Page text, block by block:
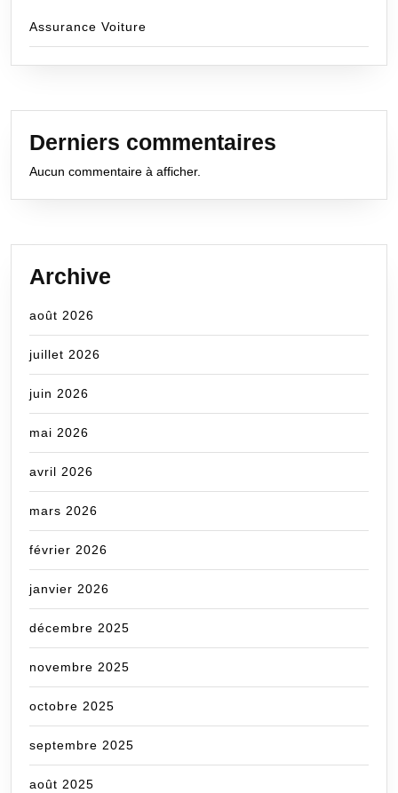
Assurance Voiture
Derniers commentaires
Aucun commentaire à afficher.
Archive
août 2026
juillet 2026
juin 2026
mai 2026
avril 2026
mars 2026
février 2026
janvier 2026
décembre 2025
novembre 2025
octobre 2025
septembre 2025
août 2025